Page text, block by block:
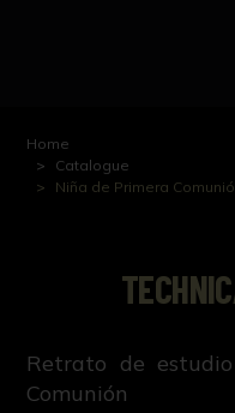
Home
Catalogue
Niña de Primera
Retrato de
Comunión